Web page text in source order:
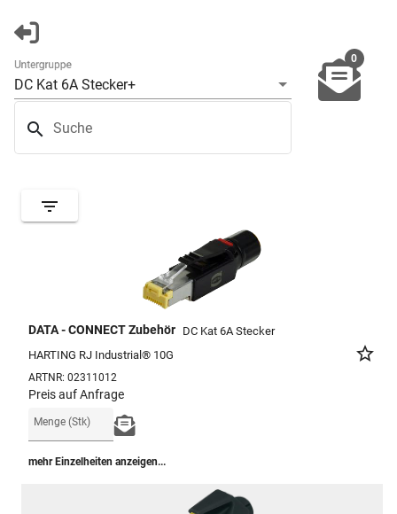
DC Kat 6A Stecker+
Untergruppe
search Suche
0
filter_list
DATA - CONNECT Zubehör DC Kat 6A Stecker
HARTING RJ Industrial® 10G
star_border
ARTNR: 02311012
Preis auf Anfrage
Menge (Stk)
mehr Einzelheiten anzeigen...